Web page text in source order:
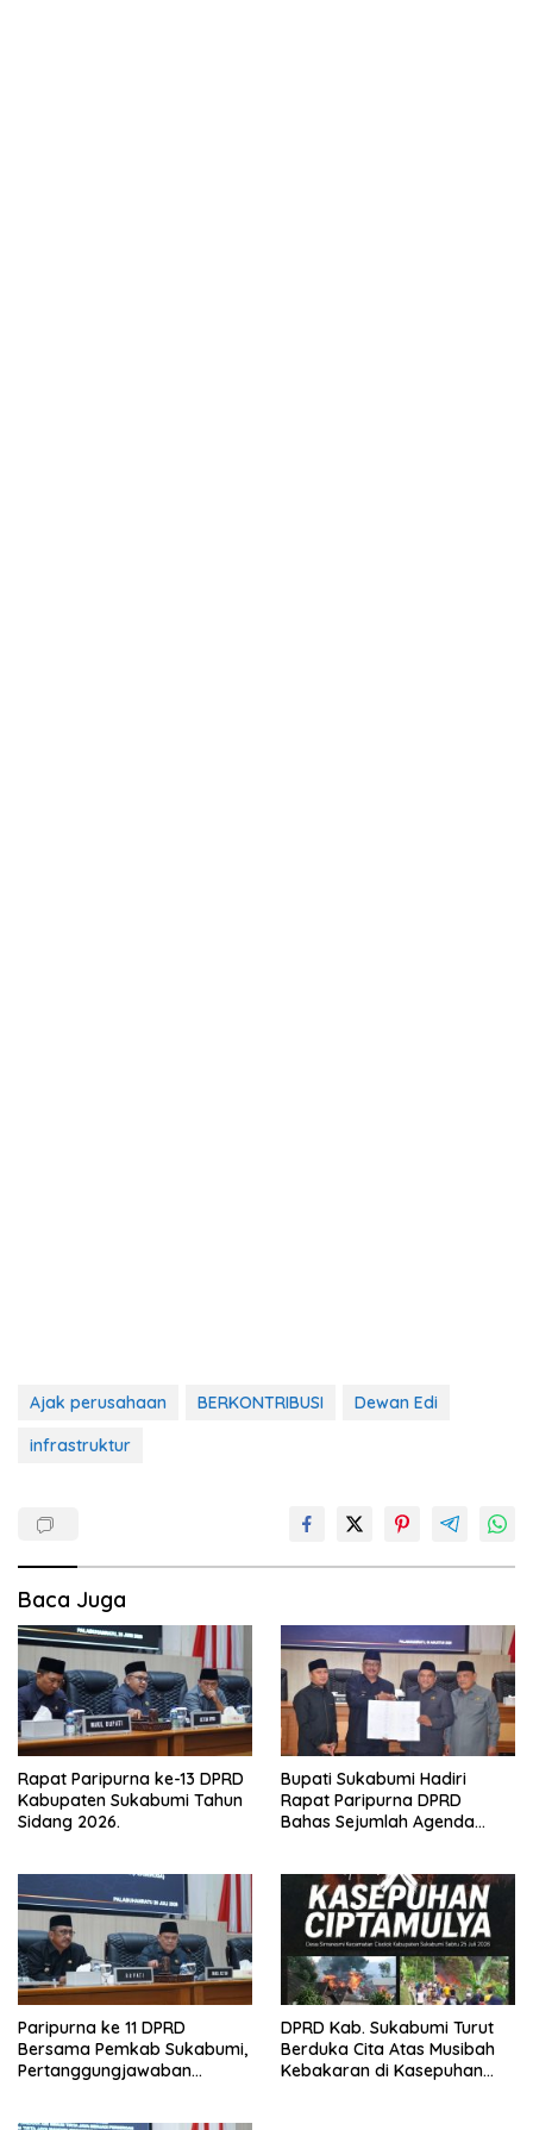
Ajak perusahaan BERKONTRIBUSI
Dewan Edi
infrastruktur
Baca Juga
Rapat Paripurna ke-13 DPRD
Kabupaten Sukabumi Tahun
Sidang 2026.
Bupati Sukabumi Hadiri
Rapat Paripurna DPRD
Bahas Sejumlah Agenda
Paripurna ke 11 DPRD
Bersama Pemkab Sukabumi,
Pertanggungjawaban
DPRD Kab. Sukabumi Turut
Berduka Cita Atas Musibah
Kebakaran di Kasepuhan